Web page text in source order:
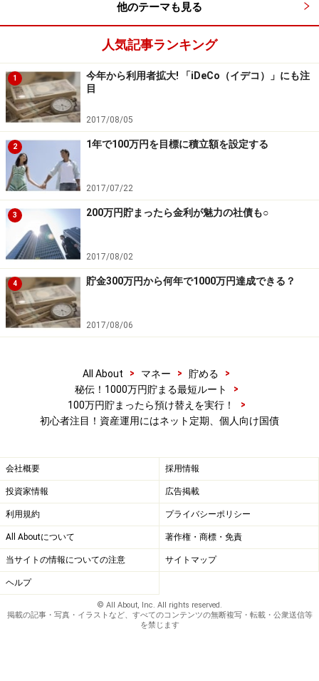
他のテーマも見る
人気記事ランキング
1
今年から利用者拡大! 「iDeCo（イデコ）」にも注
目
2017/08/05
2 1年で100万円を目標に積立額を設定する
2017/07/22
3 200万円貯まったら金利が魅力の社債も○
2017/08/02
4 貯金300万円から何年で1000万円達成できる？
2017/08/06
All About > マネー > 貯める
>
秘伝！1000万円貯まる最短ルート
>
100万円貯まったら預け替えを実行！
>
初心者注目！資産運用にはネット定期、個人向け国債
会社概要 採用情報
投資家情報 広告掲載
利用規約 プライバシーポリシー
All Aboutについて 著作権・商標・免責
当サイトの情報についての注意 サイトマップ
ヘルプ
© All About, Inc. All rights reserved.
掲載の記事・写真・イラストなど、すべてのコンテンツの無断複写・転載・公衆送信等
を禁じます